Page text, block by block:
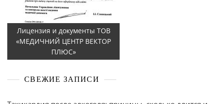
Лицензия и документы ТОВ
«МЕДИЧНИЙ ЦЕНТР ВЕКТОР
ПЛЮС»
СВЕЖИЕ ЗАПИСИ